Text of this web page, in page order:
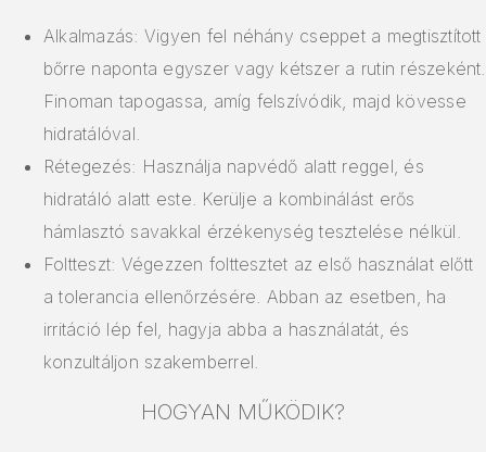
Alkalmazás: Vigyen fel néhány cseppet a megtisztított
bőrre naponta egyszer vagy kétszer a rutin részeként.
Finoman tapogassa, amíg felszívódik, majd kövesse
hidratálóval.
Rétegezés: Használja napvédő alatt reggel, és
hidratáló alatt este. Kerülje a kombinálást erős
hámlasztó savakkal érzékenység tesztelése nélkül.
Foltteszt: Végezzen folttesztet az első használat előtt
a tolerancia ellenőrzésére. Abban az esetben, ha
irritáció lép fel, hagyja abba a használatát, és
konzultáljon szakemberrel.
HOGYAN MŰKÖDIK?